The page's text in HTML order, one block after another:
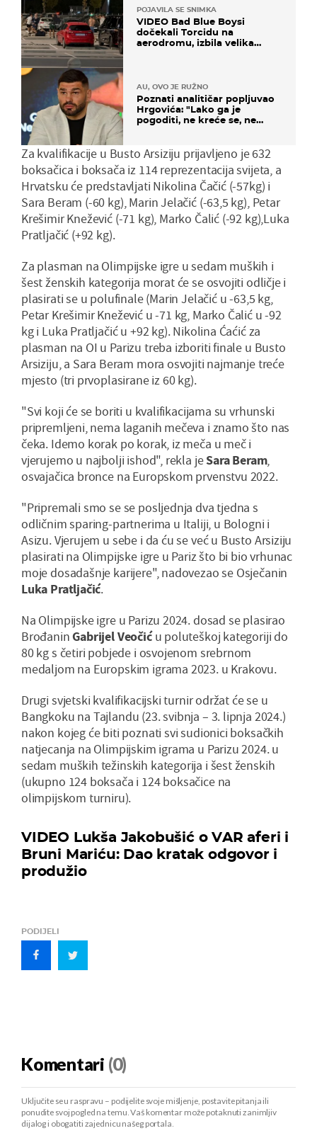
POJAVILA SE SNIMKA
VIDEO Bad Blue Boysi
dočekali Torcidu na
aerodromu, izbila velika
AU, OVO JE RUŽNO
Poznati analitičar popljuvao
Hrgovića: "Lako ga je
pogoditi, ne kreće se, ne
Za kvalifikacije u Busto Arsiziju prijavljeno je 632
boksačica i boksača iz 114 reprezentacija svijeta, a
Hrvatsku će predstavljati Nikolina Čačić (-57kg) i
Sara Beram (-60 kg), Marin Jelačić (-63,5 kg), Petar
Krešimir Knežević (-71 kg), Marko Čalić (-92 kg),Luka
Pratljačić (+92 kg).
Za plasman na Olimpijske igre u sedam muških i
šest ženskih kategorija morat će se osvojiti odličje i
plasirati se u polufinale (Marin Jelačić u -63,5 kg,
Petar Krešimir Knežević u -71 kg, Marko Čalić u -92
kg i Luka Pratljačić u +92 kg). Nikolina Ćaćić za
plasman na OI u Parizu treba izboriti finale u Busto
Arsiziju, a Sara Beram mora osvojiti najmanje treće
mjesto (tri prvoplasirane iz 60 kg).
"Svi koji će se boriti u kvalifikacijama su vrhunski
pripremljeni, nema laganih mečeva i znamo što nas
čeka. Idemo korak po korak, iz meča u meč i
vjerujemo u najbolji ishod", rekla jeSara Beram,
osvajačica bronce na Europskom prvenstvu 2022.
"Pripremali smo se se posljednja dva tjedna s
odličnim sparing-partnerima u Italiji, u Bologni i
Asizu. Vjerujem u sebe i da ću se već u Busto Arsiziju
plasirati na Olimpijske igre u Pariz što bi bio vrhunac
moje dosadašnje karijere", nadovezao se Osječanin
Luka Pratljačić.
Na Olimpijske igre u Parizu 2024. dosad se plasirao
BrođaninGabrijel Veočiću poluteškoj kategoriji do
80 kg s četiri pobjede i osvojenom srebrnom
medaljom na Europskim igrama 2023. u Krakovu.
Drugi svjetski kvalifikacijski turnir održat će se u
Bangkoku na Tajlandu (23. svibnja – 3. lipnja 2024.)
nakon kojeg će biti poznati svi sudionici boksačkih
natjecanja na Olimpijskim igrama u Parizu 2024. u
sedam muških težinskih kategorija i šest ženskih
(ukupno 124 boksača i 124 boksačice na
olimpijskom turniru).
VIDEO Lukša Jakobušić o VAR aferi i
Bruni Mariću: Dao kratak odgovor i
produžio
PODIJELI
Komentari (0)
Uključite se u raspravu – podijelite svoje mišljenje, postavite pitanja ili
ponudite svoj pogled na temu. Vaš komentar može potaknuti zanimljiv
dijalog i obogatiti zajednicu našeg portala.